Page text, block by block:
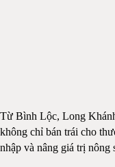
Từ Bình Lộc, Long
không chỉ bán trái cho
nhập và nâng giá trị nông